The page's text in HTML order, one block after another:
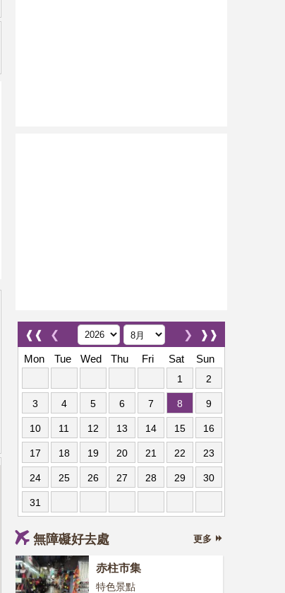
❰❰ ❮ ❱❱
❯
Mon
Tue Wed Thu Fri Sat Sun
1 2
3 4 5 6 7 8 9
10 11 12 13 14 15 16
17 18 19 20 21 22 23
24 25 26 27 28 29 30
31
無障礙好去處 更多
赤柱市集
特色景點